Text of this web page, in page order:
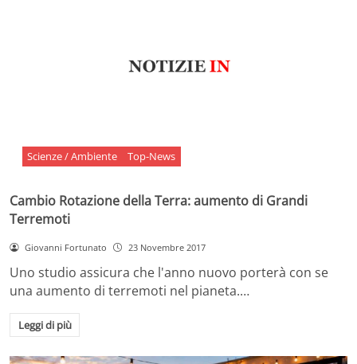
Scienze / Ambiente Top-News
Cambio Rotazione della Terra: aumento di Grandi
Terremoti
Giovanni Fortunato 23 Novembre 2017
Uno studio assicura che l'anno nuovo porterà con se
una aumento di terremoti nel pianeta.…
Leggi di più